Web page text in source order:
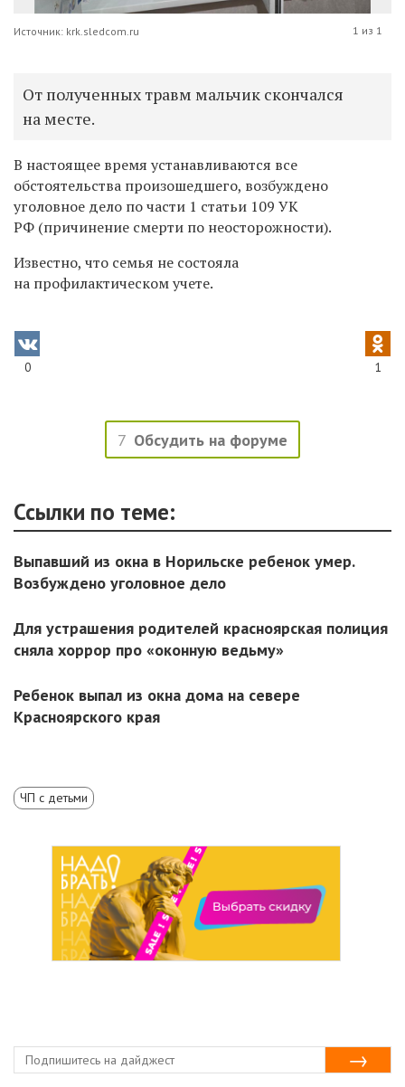
Источник: krk.sledcom.ru 1 из 1
От полученных травм мальчик скончался
на месте.
В настоящее время устанавливаются все
обстоятельства произошедшего, возбуждено
уголовное дело по части 1 статьи 109 УК
РФ (причинение смерти по неосторожности).
Известно, что семья не состояла
на профилактическом учете.
0 1
7 Обсудить на форуме
Ссылки по теме:
Выпавший из окна в Норильске ребенок умер.
Возбуждено уголовное дело
Для устрашения родителей красноярская полиция
сняла хоррор про «оконную ведьму»
Ребенок выпал из окна дома на севере
Красноярского края
ЧП с детьми